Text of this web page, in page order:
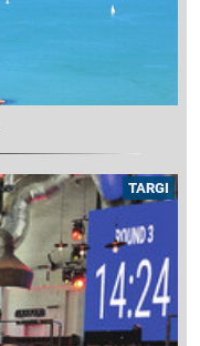
TARGI